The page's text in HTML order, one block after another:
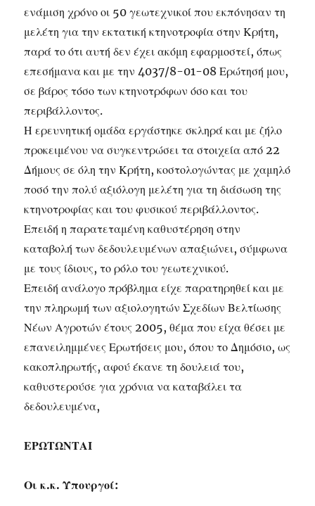
ενάμιση χρόνο οι 50 γεωτεχνικοί που εκπόνησαν τη
μελέτη για την εκτατική κτηνοτροφία στην Κρήτη,
παρά το ότι αυτή δεν έχει ακόμη εφαρμοστεί, όπως
επεσήμανα και με την 4037/8-01-08 Ερώτησή μου,
σε βάρος τόσο των κτηνοτρόφων όσο και του
περιβάλλοντος.
Η ερευνητική ομάδα εργάστηκε σκληρά και με ζήλο
προκειμένου να συγκεντρώσει τα στοιχεία από 22
Δήμους σε όλη την Κρήτη, κοστολογώντας με χαμηλό
ποσό την πολύ αξιόλογη μελέτη για τη διάσωση της
κτηνοτροφίας και του φυσικού περιβάλλοντος.
Επειδή η παρατεταμένη καθυστέρηση στην
καταβολή των δεδουλευμένων απαξιώνει, σύμφωνα
με τους ίδιους, το ρόλο του γεωτεχνικού.
Επειδή ανάλογο πρόβλημα είχε παρατηρηθεί και με
την πληρωμή των αξιολογητών Σχεδίων Βελτίωσης
Νέων Αγροτών έτους 2005, θέμα που είχα θέσει με
επανειλημμένες Ερωτήσεις μου, όπου το Δημόσιο, ως
κακοπληρωτής, αφού έκανε τη δουλειά του,
καθυστερούσε για χρόνια να καταβάλει τα
δεδουλευμένα,
ΕΡΩΤΩΝΤΑΙ
Οι κ.κ. Υπουργοί: